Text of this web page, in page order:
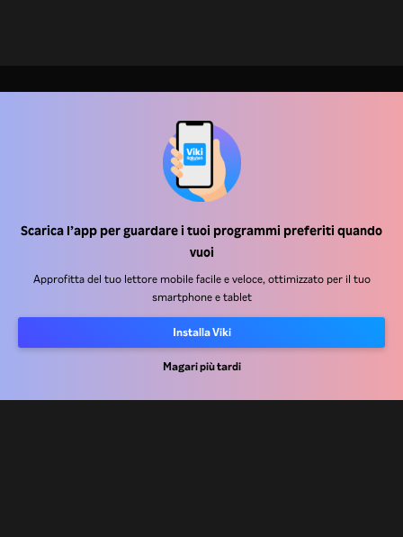
Scarica l’app per guardare i tuoi programmi preferiti quando
vuoi
Approfitta del tuo lettore mobile facile e veloce, ottimizzato per il tuo
smartphone e tablet
Installa Viki
Magari più tardi
Centro assistenza